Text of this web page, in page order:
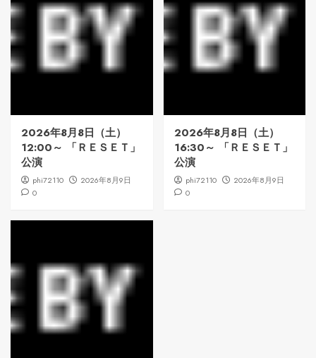
2026年8月8日（土）
12:00～ 「ＲＥＳＥＴ」
公演
phi72110
2026年8月9日
0
2026年8月8日（土）
16:30～ 「ＲＥＳＥＴ」
公演
phi72110
2026年8月9日
0